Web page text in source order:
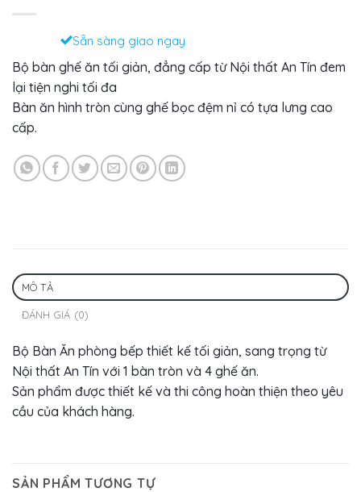
Sẵn sàng giao ngay
Bộ bàn ghế ăn tối giản, đẳng cấp từ Nội thất An Tín đem
lại tiện nghi tối đa
Bàn ăn hình tròn cùng ghế bọc đệm nỉ có tựa lưng cao
cấp.
MÔ TẢ
ĐÁNH GIÁ (0)
Bộ Bàn Ăn phòng bếp thiết kế tối giản, sang trọng từ
Nội thất An Tín với 1 bàn tròn và 4 ghế ăn.
Sản phẩm được thiết kế và thi công hoàn thiện theo yêu
cầu của khách hàng.
SẢN PHẨM TƯƠNG TỰ